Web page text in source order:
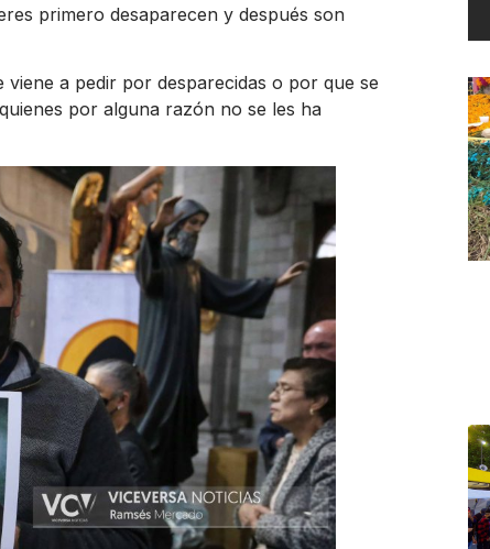
primero desaparecen y después son
a pedir por desparecidas o por que se
por alguna razón no se les ha